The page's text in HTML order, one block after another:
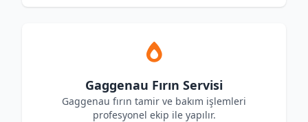
Gaggenau Fırın Servisi
Gaggenau fırın tamir ve bakım işlemleri
profesyonel ekip ile yapılır.